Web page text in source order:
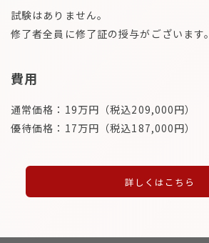
試験はありません。
修了者全員に修了証の授与がございます。
費用
通常価格：19万円（税込209,000円）
優待価格：17万円（税込187,000円）
詳しくはこちら